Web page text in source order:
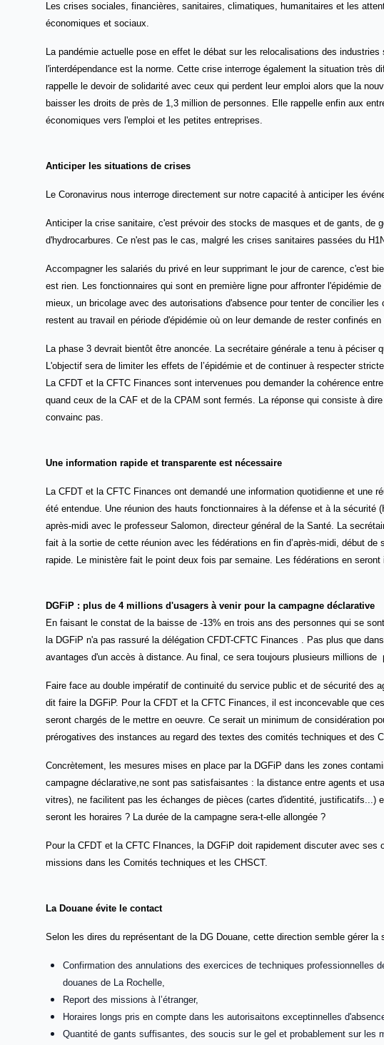
Les crises sociales, financières, sanitaires, climatiques, humanitaires et les
économiques et sociaux.
La pandémie actuelle pose en effet le débat sur les relocalisations des
l'interdépendance est la norme. Cette crise interroge également la situation
rappelle le devoir de solidarité avec ceux qui perdent leur emploi alors que la
baisser les droits de près de 1,3 million de personnes. Elle rappelle enfin aux
économiques vers l'emploi et les petites entreprises.
Anticiper les situations de crises
Le Coronavirus nous interroge directement sur notre capacité à anticiper les
Anticiper la crise sanitaire, c'est prévoir des stocks de masques et de gants, de
d'hydrocarbures. Ce n'est pas le cas, malgré les crises sanitaires passées du
Accompagner les salariés du privé en leur supprimant le jour de carence, c'est
est rien. Les fonctionnaires qui sont en première ligne pour affronter l'épidémie
mieux, un bricolage avec des autorisations d'absence pour tenter de concilier
restent au travail en période d'épidémie où on leur demande de rester confinés
La phase 3 devrait bientôt être anoncée. La secrétaire générale a tenu à péciser
L'objectif sera de limiter les effets de l’épidémie et de continuer à respecter
La CFDT et la CFTC Finances sont intervenues pou demander la cohérence
quand ceux de la CAF et de la CPAM sont fermés. La réponse qui consiste à
convainc pas.
Une information rapide et transparente est nécessaire
La CFDT et la CFTC Finances ont demandé une information quotidienne et une
été entendue. Une réunion des hauts fonctionnaires à la défense et à la
après-midi avec le professeur Salomon, directeur général de la Santé. La
fait à la sortie de cette réunion avec les fédérations en fin d’après-midi, début
rapide. Le ministère fait le point deux fois par semaine. Les fédérations en seront
DGFiP : plus de 4 millions d'usagers à venir pour la campagne déclarative
En faisant le constat de la baisse de -13% en trois ans des personnes qui se
la DGFiP n'a pas rassuré la délégation CFDT-CFTC Finances . Pas plus que
avantages d'un accès à distance. Au final, ce sera toujours plusieurs millions
Faire face au double impératif de continuité du service public et de sécurité des
dit faire la DGFiP. Pour la CFDT et la CFTC Finances, il est inconcevable que
seront chargés de le mettre en oeuvre. Ce serait un minimum de considération
prérogatives des instances au regard des textes des comités techniques et des
Concrètement, les mesures mises en place par la DGFiP dans les zones
campagne déclarative,ne sont pas satisfaisantes : la distance entre agents et
vitres), ne facilitent pas les échanges de pièces (cartes d'identité, justificatifs...)
seront les horaires ? La durée de la campagne sera-t-elle allongée ?
Pour la CFDT et la CFTC FInances, la DGFiP doit rapidement discuter avec
missions dans les Comités techniques et les CHSCT.
La Douane évite le contact
Selon les dires du représentant de la DG Douane, cette direction semble gérer la
Confirmation des annulations des exercices de techniques professionnelles
douanes de La Rochelle,
Report des missions à l’étranger,
Horaires longs pris en compte dans les autorisaitons exceptinnelles
Quantité de gants suffisantes, des soucis sur le gel et probablement sur les